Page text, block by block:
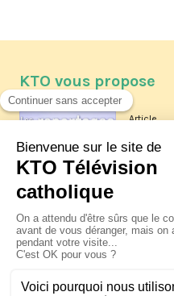
KTO vous propose
Article
Les
La
XIV à
jeudi 6
Le pape